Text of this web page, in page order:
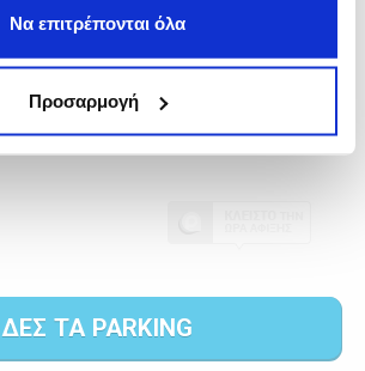
Να επιτρέπονται όλα
Προσαρμογή
ΔΕΣ ΤΑ PARKING